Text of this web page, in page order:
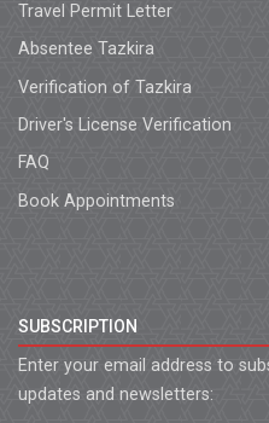
Travel Permit Letter
Absentee Tazkira
Verification of Tazkira
Driver's License Verification
FAQ
Book Appointments
SUBSCRIPTION
Enter your email address to
updates and newsletters: